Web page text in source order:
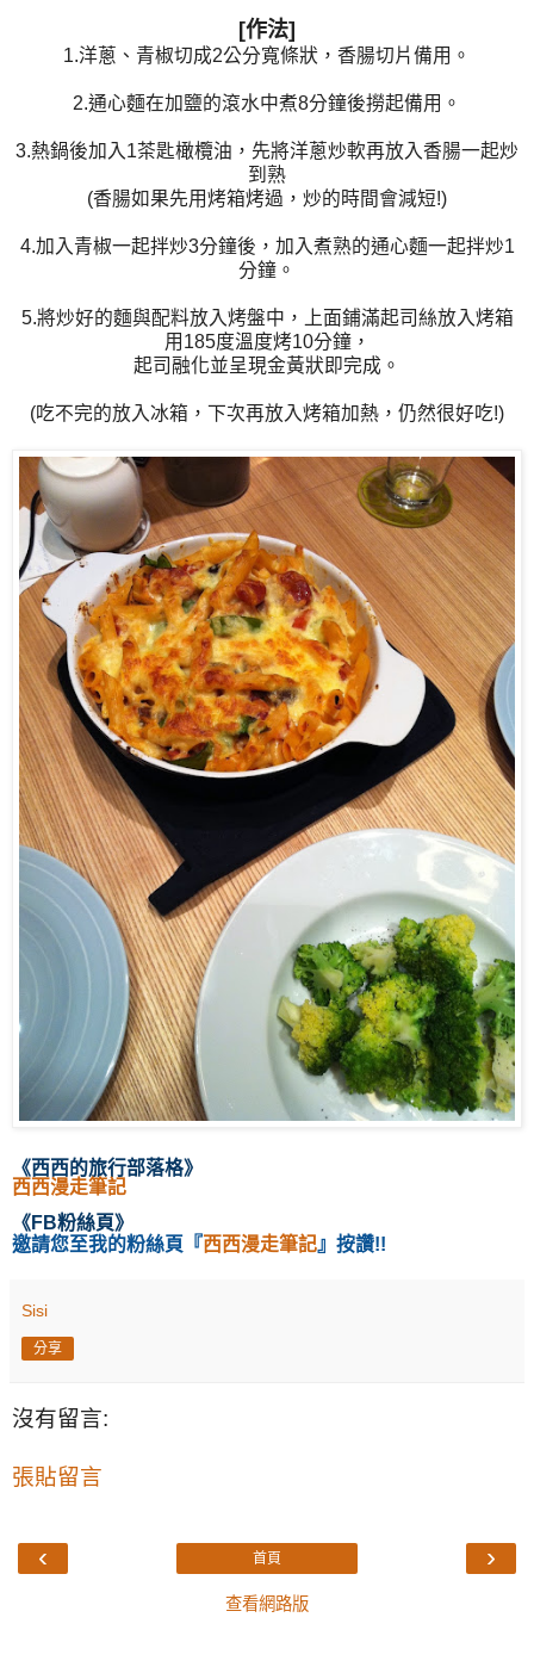
[作法]
1.洋蔥、青椒切成2公分寬條狀，香腸切片備用。
2.通心麵在加鹽的滾水中煮8分鐘後撈起備用。
3.熱鍋後加入1茶匙橄欖油，先將洋蔥炒軟再放入香腸一起炒
到熟
(香腸如果先用烤箱烤過，炒的時間會減短!)
4.加入青椒一起拌炒3分鐘後，加入煮熟的通心麵一起拌炒1
分鐘。
5.將炒好的麵與配料放入烤盤中，上面鋪滿起司絲放入烤箱
用185度溫度烤10分鐘，
起司融化並呈現金黃狀即完成。
(吃不完的放入冰箱，下次再放入烤箱加熱，仍然很好吃!)
《西西的旅行部落格》
西西漫走筆記
《FB粉絲頁》
邀請您至我的粉絲頁
『西西漫走筆記』按讚!!
Sisi
分享
沒有留言:
張貼留言
‹ ›
首頁
查看網路版